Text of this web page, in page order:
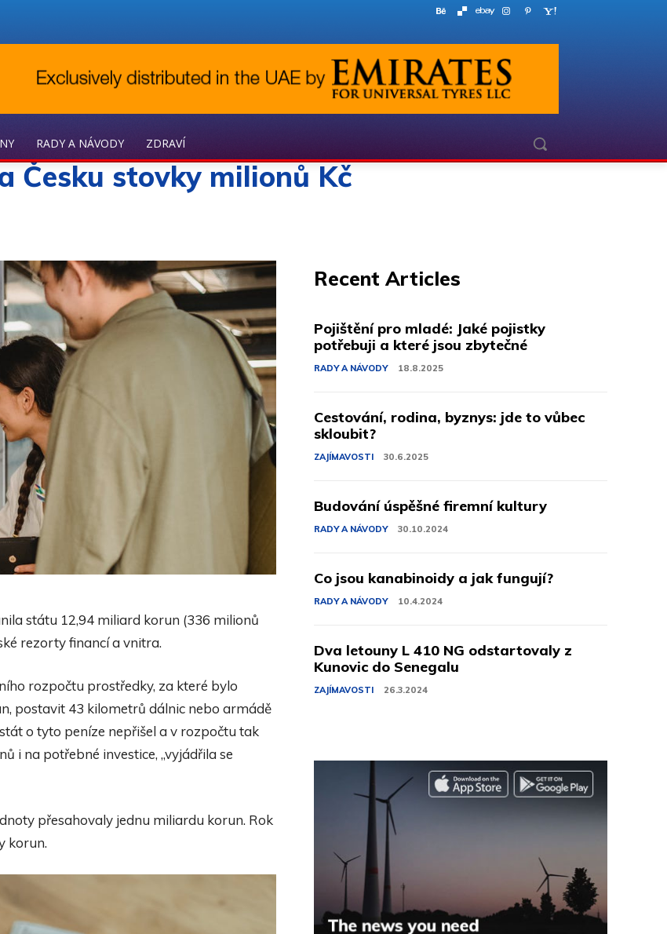
RADY A NÁVODY ZDRAVÍ
Česku stovky milionů Kč
státu 12,94 miliard korun (336 milionů
rezorty financí a vnitra.
rozpočtu prostředky, za které bylo
postavit 43 kilometrů dálnic nebo armádě
o tyto peníze nepřišel a v rozpočtu tak
i na potřebné investice, „vyjádřila se
přesahovaly jednu miliardu korun. Rok
korun.
Recent Articles
Pojištění pro mladé: Jaké pojistky
potřebuji a které jsou zbytečné
RADY A NÁVODY 18.8.2025
Cestování, rodina, byznys: jde to vůbec
skloubit?
ZAJÍMAVOSTI 30.6.2025
Budování úspěšné firemní kultury
RADY A NÁVODY 30.10.2024
Co jsou kanabinoidy a jak fungují?
RADY A NÁVODY 10.4.2024
Dva letouny L 410 NG odstartovaly z
Kunovic do Senegalu
ZAJÍMAVOSTI 26.3.2024